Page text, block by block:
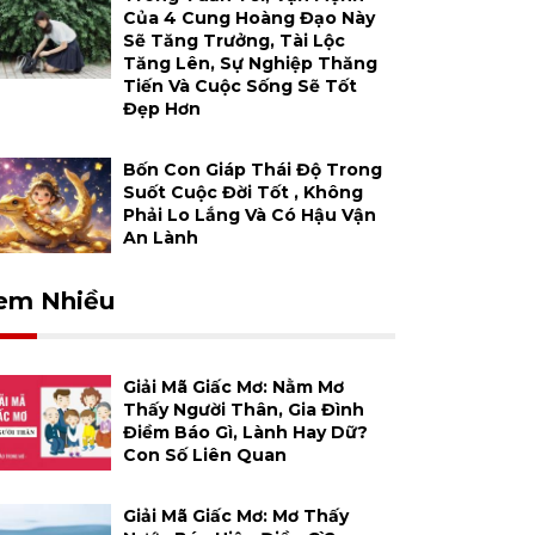
Của 4 Cung Hoàng Đạo Này
Sẽ Tăng Trưởng, Tài Lộc
Tăng Lên, Sự Nghiệp Thăng
Tiến Và Cuộc Sống Sẽ Tốt
Đẹp Hơn
Bốn Con Giáp Thái Độ Trong
Suốt Cuộc Đời Tốt , Không
Phải Lo Lắng Và Có Hậu Vận
An Lành
Nhiều
Giải Mã Giấc Mơ: Nằm Mơ
Thấy Người Thân, Gia Đình
Điềm Báo Gì, Lành Hay Dữ?
Con Số Liên Quan
Giải Mã Giấc Mơ: Mơ Thấy